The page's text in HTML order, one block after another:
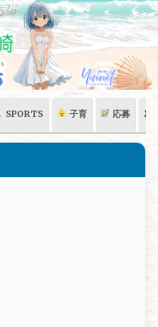
SPORTS 子育 応募 🏛